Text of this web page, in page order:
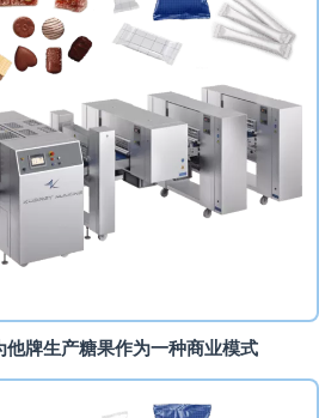
他牌生产糖果作为一种商业模式